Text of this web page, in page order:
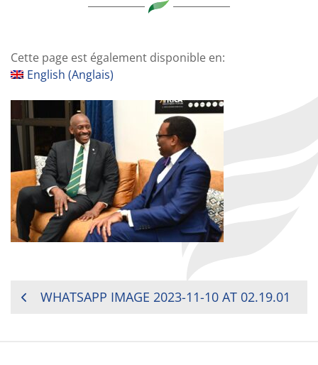
Cette page est également disponible en:
English (Anglais)
NAVIGATION
WHATSAPP IMAGE 2023-11-10 AT 02.19.01